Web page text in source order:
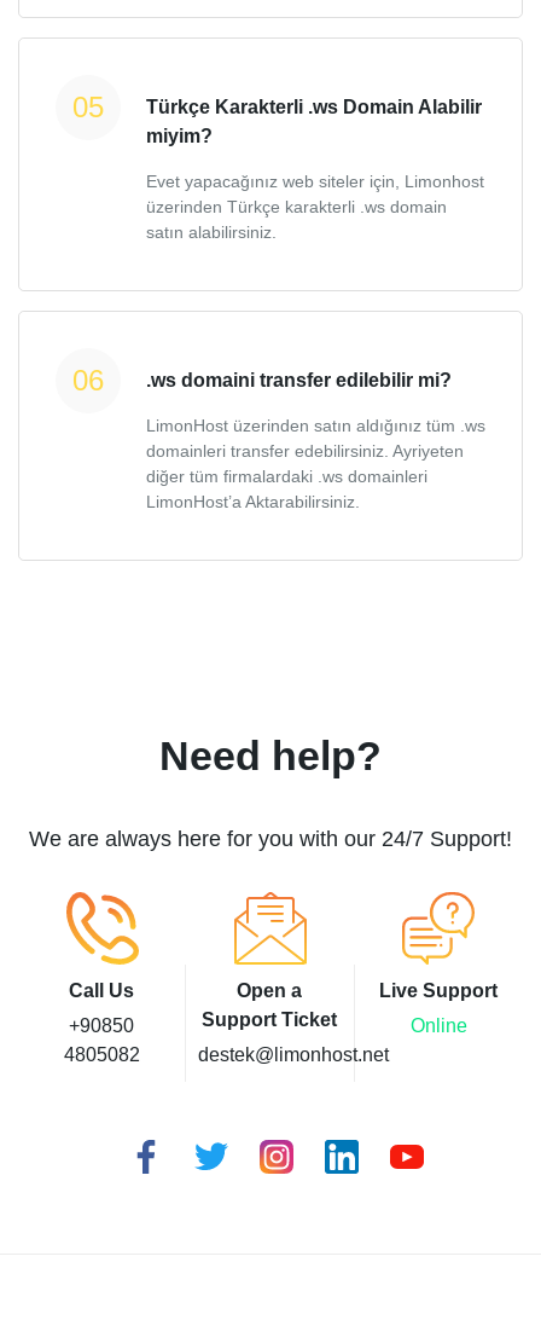
Türkçe Karakterli .ws Domain Alabilir
miyim?
Evet yapacağınız web siteler için, Limonhost
üzerinden Türkçe karakterli .ws domain
satın alabilirsiniz.
.ws domaini transfer edilebilir mi?
LimonHost üzerinden satın aldığınız tüm .ws
domainleri transfer edebilirsiniz. Ayriyeten
diğer tüm firmalardaki .ws domainleri
LimonHost’a Aktarabilirsiniz.
Need help?
We are always here for you with our 24/7 Support!
Call Us
+90850
4805082
Open a
Support Ticket
destek@limonhost.net
Live Support
Online